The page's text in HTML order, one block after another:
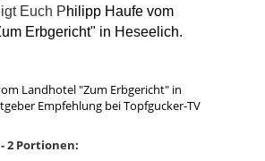
Euch Philipp Haufe vom
Erbgericht" in Heseelich.
Landhotel "Zum Erbgericht" in
Empfehlung bei Topfgucker-TV
2 Portionen: